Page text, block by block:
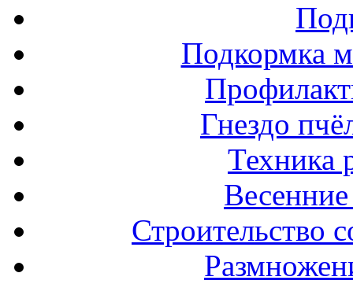
Подкормка
Гнездо
Техника
Строительство